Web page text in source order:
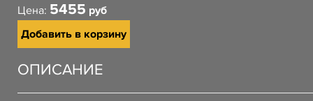
Цена: 5455 руб
Добавить в корзину
ОПИСАНИЕ